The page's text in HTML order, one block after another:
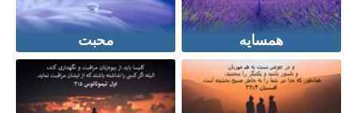
همسایه محبت